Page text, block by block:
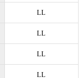
LL
LL
LL
LL